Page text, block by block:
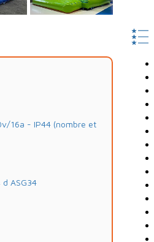
16a - IP44 (nombre et
d ASG34